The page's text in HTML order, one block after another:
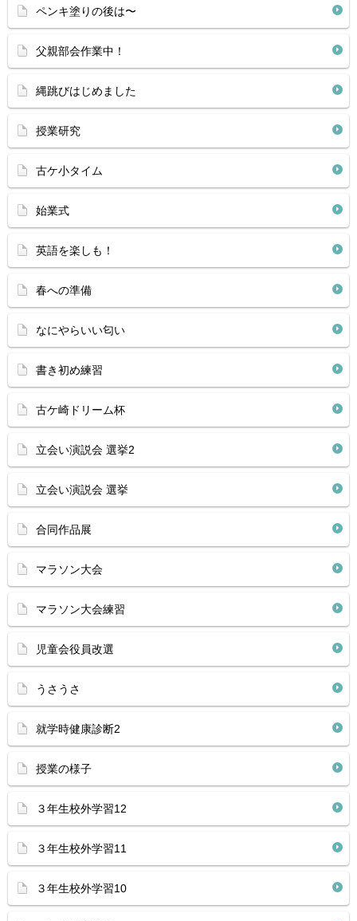
ペンキ塗りの後は〜
父親部会作業中！
縄跳びはじめました
授業研究
古ケ小タイム
始業式
英語を楽しも！
春への準備
なにやらいい匂い
書き初め練習
古ケ崎ドリーム杯
立会い演説会 選挙2
立会い演説会 選挙
合同作品展
マラソン大会
マラソン大会練習
児童会役員改選
うさうさ
就学時健康診断2
授業の様子
３年生校外学習12
３年生校外学習11
３年生校外学習10